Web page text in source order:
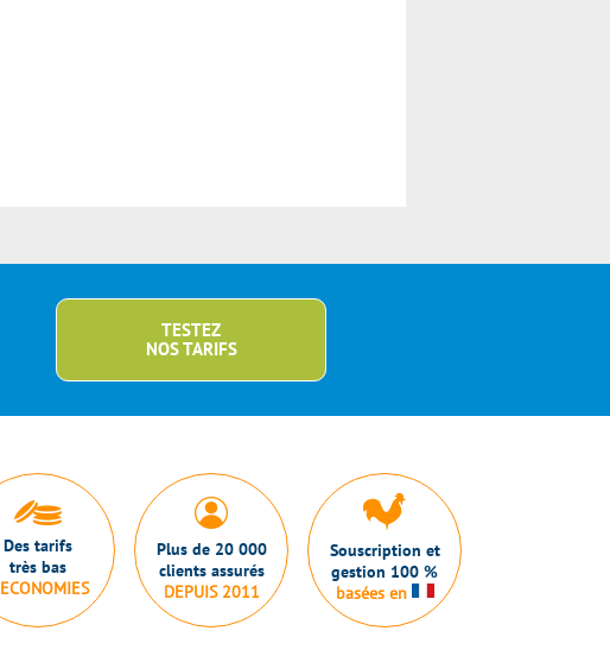
TESTEZ
NOS TARIFS
Des tarifs
très bas
ECONOMIES
Plus de 20 000
clients assurés
DEPUIS 2011
Souscription et
gestion 100 %
basées en